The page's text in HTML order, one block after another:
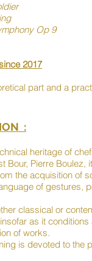
Op 9
2017
part and a
:
heritage of
Bour, Pierre Boulez,
the acquisition of
of gestures,
classical or
as it conditions
of works.
is devoted to the